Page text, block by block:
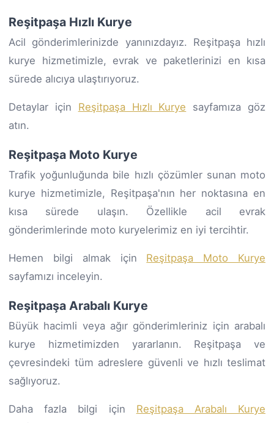
Reşitpaşa Hızlı Kurye
Acil gönderimlerinizde yanınızdayız. Reşitpaşa hızlı
kurye hizmetimizle, evrak ve paketlerinizi en kısa
sürede alıcıya ulaştırıyoruz.
Detaylar için Reşitpaşa Hızlı Kurye sayfamıza göz
atın.
Reşitpaşa Moto Kurye
Trafik yoğunluğunda bile hızlı çözümler sunan moto
kurye hizmetimizle, Reşitpaşa'nın her noktasına en
kısa sürede ulaşın. Özellikle acil evrak
gönderimlerinde moto kuryelerimiz en iyi tercihtir.
Hemen bilgi almak için Reşitpaşa Moto Kurye
sayfamızı inceleyin.
Reşitpaşa Arabalı Kurye
Büyük hacimli veya ağır gönderimleriniz için arabalı
kurye hizmetimizden yararlanın. Reşitpaşa ve
çevresindeki tüm adreslere güvenli ve hızlı teslimat
sağlıyoruz.
Daha fazla bilgi için Reşitpaşa Arabalı Kurye